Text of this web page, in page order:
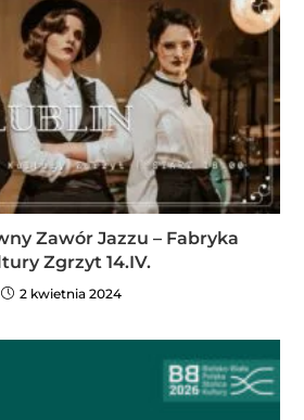
Zawór Jazzu – Fabryka
Zgrzyt 14.IV.
2 kwietnia 2024